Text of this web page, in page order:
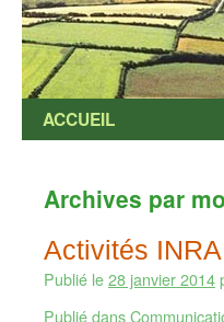
ACCUEIL
Archives par
Activités
Publié le28 janvier 2014
Publié dans